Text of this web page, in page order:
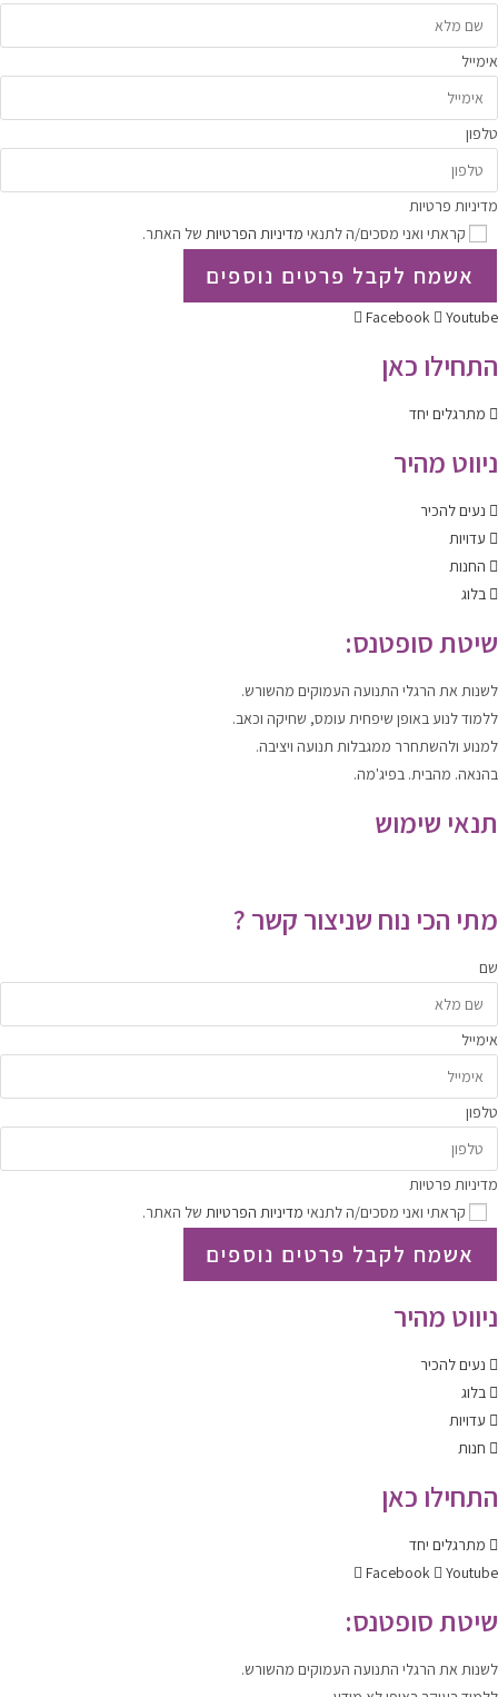
אימייל
טלפון
מדיניות פרטיות
קראתי ואני מסכים/ה לתנאי מדיניות הפרטיות של האתר.
אשמח לקבל פרטים נוספים
Facebook Youtube
התחילו כאן
מתרגלים יחד
ניווט מהיר
נעים להכיר
עדויות
החנות
בלוג
שיטת סופטנס:
לשנות את הרגלי התנועה העמוקים מהשורש.
ללמודלנועבאופן שיפחית עומס, שחיקה וכאב.
למנוע ולהשתחרר ממגבלות תנועה ויציבה.
בהנאה. מהבית. בפיג'מה.
תנאי שימוש
מתי הכי נוח שניצור קשר ?
שם
אימייל
טלפון
מדיניות פרטיות
קראתי ואני מסכים/ה לתנאי מדיניות הפרטיות של האתר.
אשמח לקבל פרטים נוספים
ניווט מהיר
נעים להכיר
בלוג
עדויות
חנות
התחילו כאן
מתרגלים יחד
Facebook
Youtube
שיטת סופטנס:
לשנות את הרגלי התנועה העמוקים מהשורש.